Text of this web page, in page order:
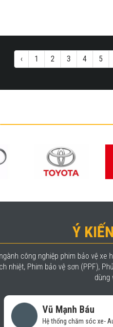
‹ 1 2 3 4 5
Ý
công nghiệp phim bảo vệ
nhiệt, Phim bảo vệ sơn (PPF),
dùng
Đỗ Thiên Minh
Khu biệt thự Dương Nội -